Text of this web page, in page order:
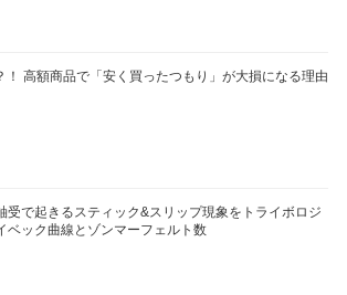
！ 高額商品で「安く買ったつもり」が大損になる理由
受で起きるスティック&スリップ現象をトライボロジ
ベック曲線とゾンマーフェルト数